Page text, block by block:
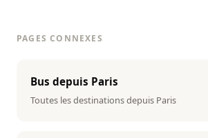
PAGES CONNEXES
Bus depuis Paris
Toutes les destinations depuis Paris